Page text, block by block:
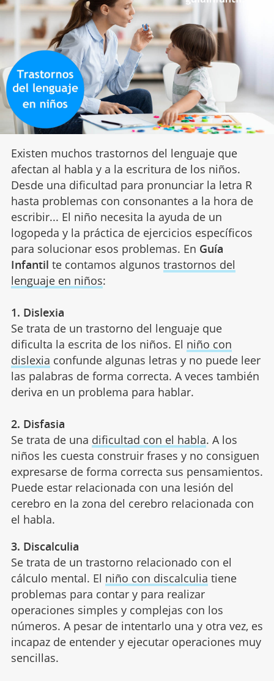
Existen muchos trastornos del lenguaje que
afectan al habla y a la escritura de los niños.
Desde una dificultad para pronunciar la letra R
hasta problemas con consonantes a la hora de
escribir... El niño necesita la ayuda de un
logopeda y la práctica de ejercicios específicos
para solucionar esos problemas. En Guía
Infantil te contamos algunos trastornos del
lenguaje en niños:
1. Dislexia
Se trata de un trastorno del lenguaje que
dificulta la escrita de los niños. El niño con
dislexia confunde algunas letras y no puede leer
las palabras de forma correcta. A veces también
deriva en un problema para hablar.
2. Disfasia
Se trata de una dificultad con el habla. A los
niños les cuesta construir frases y no consiguen
expresarse de forma correcta sus pensamientos.
Puede estar relacionada con una lesión del
cerebro en la zona del cerebro relacionada con
el habla.
3. Discalculia
Se trata de un trastorno relacionado con el
cálculo mental. El niño con discalculia tiene
problemas para contar y para realizar
operaciones simples y complejas con los
números. A pesar de intentarlo una y otra vez, es
incapaz de entender y ejecutar operaciones muy
sencillas.